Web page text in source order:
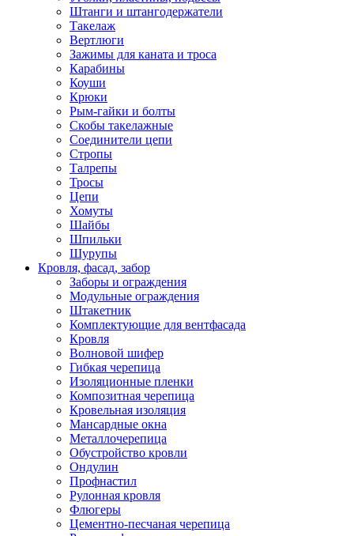
Штанги и штангодержатели
Такелаж
Вертлюги
Зажимы для каната и троса
Карабины
Коуши
Крюки
Рым-гайки и болты
Скобы такелажные
Соединители цепи
Стропы
Талрепы
Тросы
Цепи
Хомуты
Шайбы
Шпильки
Шурупы
Кровля, фасад, забор
Заборы и ограждения
Модульные ограждения
Штакетник
Комплектующие для вентфасада
Кровля
Волновой шифер
Гибкая черепица
Изоляционные пленки
Композитная черепица
Кровельная изоляция
Мансардные окна
Металлочерепица
Обустройство кровли
Ондулин
Профнастил
Рулонная кровля
Флюгеры
Цементно-песчаная черепица